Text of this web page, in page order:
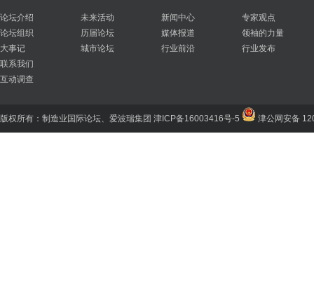
论坛介绍
论坛组织
大事记
联系我们
互动调查
未来活动
历届论坛
城市论坛
新闻中心
媒体报道
行业前沿
专家观点
领袖的力量
行业发布
版权所有：制造业国际论坛、爱波瑞集团 津ICP备16003416号-5 津公网安备